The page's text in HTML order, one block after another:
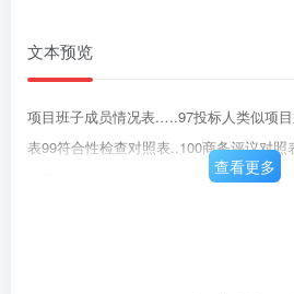
文本预览
项目班子成员情况表.….97投标人类似项
表99符合性检查对照表..100商务评议对
查看更多